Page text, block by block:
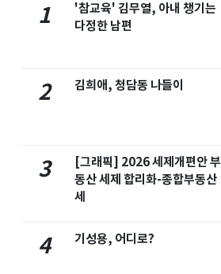
1
'참교육' 김무열, 아내 챙기는
다정한 남편
2 김희애, 청담동 나들이
3
[그래픽] 2026 세제개편안 부
동산 세제 합리화-종합부동산
세
4 기성용, 어디로?